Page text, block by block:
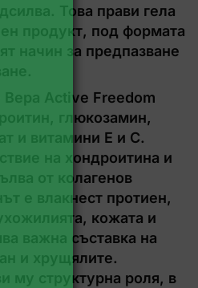
Това прави гела
продукт, под формата
начин за предпазване
Вера Active Freedom
глюкозамин,
и витамини Е и С.
на хондроитина и
от колагенов
е влакнест протиен,
кожата и
важна съставка на
и хрущялите.
му структурна роля, в